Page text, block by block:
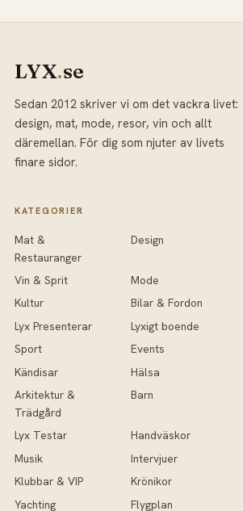
LYX.se
Sedan 2012 skriver vi om det vackra livet:
design, mat, mode, resor, vin och allt
däremellan. För dig som njuter av livets
finare sidor.
KATEGORIER
Mat &
Restauranger
Design
Vin & Sprit Mode
Kultur
Bilar & Fordon
Lyx Presenterar
Lyxigt boende
Sport
Events
Kändisar
Hälsa
Arkitektur &
Trädgård
Barn
Lyx Testar Handväskor
Musik
Intervjuer
Klubbar & VIP
Krönikor
Yachting
Flygplan